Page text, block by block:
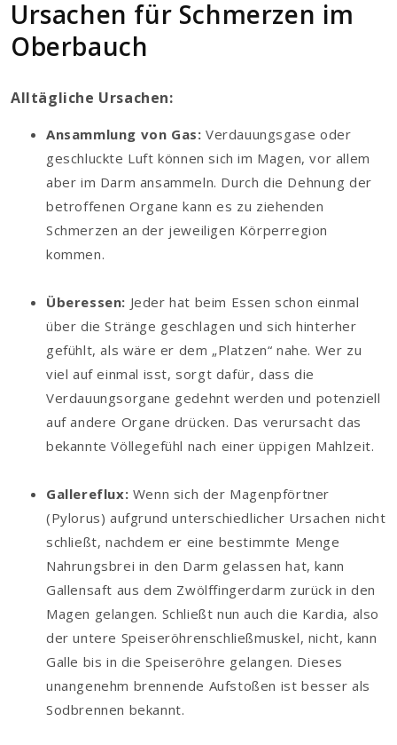
Ursachen für Schmerzen im
Oberbauch
Alltägliche Ursachen:
Ansammlung von Gas: Verdauungsgase oder
geschluckte Luft können sich im Magen, vor allem
aber im Darm ansammeln. Durch die Dehnung der
betroffenen Organe kann es zu ziehenden
Schmerzen an der jeweiligen Körperregion
kommen.
Überessen: Jeder hat beim Essen schon einmal
über die Stränge geschlagen und sich hinterher
gefühlt, als wäre er dem „Platzen“ nahe. Wer zu
viel auf einmal isst, sorgt dafür, dass die
Verdauungsorgane gedehnt werden und potenziell
auf andere Organe drücken. Das verursacht das
bekannte Völlegefühl nach einer üppigen Mahlzeit.
Gallereflux: Wenn sich der Magenpförtner
(Pylorus) aufgrund unterschiedlicher Ursachen nicht
schließt, nachdem er eine bestimmte Menge
Nahrungsbrei in den Darm gelassen hat, kann
Gallensaft aus dem Zwölffingerdarm zurück in den
Magen gelangen. Schließt nun auch die Kardia, also
der untere Speiseröhrenschließmuskel, nicht, kann
Galle bis in die Speiseröhre gelangen. Dieses
unangenehm brennende Aufstoßen ist besser als
Sodbrennen bekannt.